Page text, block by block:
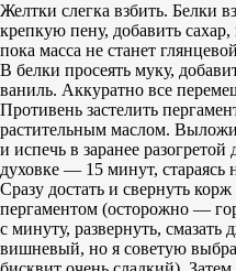
Желтки слегка взбить. Белки
крепкую пену, добавить
пока масса не станет
В белки просеять муку,
ваниль. Аккуратно все
Противень застелить
растительным маслом.
и испечь в заранее разогретой
духовке — 15 минут, стараясь
Сразу достать и свернуть корж
пергаментом (осторожно —
с минуту, развернуть,
вишневый, но я советую